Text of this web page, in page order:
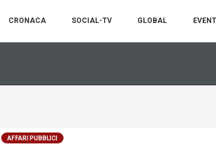
CRONACA SOCIAL-TV GLOBAL EVENTI
AFFARI PUBBLICI